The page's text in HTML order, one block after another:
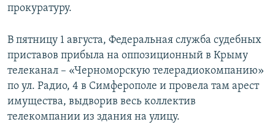
прокуратуру.
В пятницу 1 августа, Федеральная служба судебных
приставов прибыла на оппозиционный в Крыму
телеканал – «Черноморскую телерадиокомпанию»
по ул. Радио, 4 в Симферополе и провела там арест
имущества, выдворив весь коллектив
телекомпании из здания на улицу.